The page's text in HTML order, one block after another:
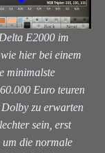
E2000 im
hier bei einem
minimalste
Euro teuren
zu erwarten
sein, erst
die normale